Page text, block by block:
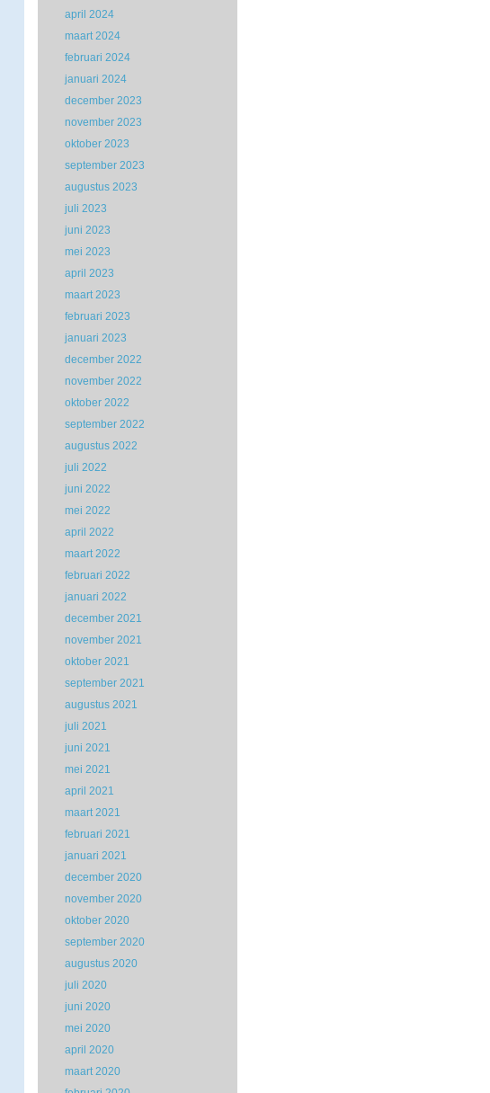
april 2024
maart 2024
februari 2024
januari 2024
december 2023
november 2023
oktober 2023
september 2023
augustus 2023
juli 2023
juni 2023
mei 2023
april 2023
maart 2023
februari 2023
januari 2023
december 2022
november 2022
oktober 2022
september 2022
augustus 2022
juli 2022
juni 2022
mei 2022
april 2022
maart 2022
februari 2022
januari 2022
december 2021
november 2021
oktober 2021
september 2021
augustus 2021
juli 2021
juni 2021
mei 2021
april 2021
maart 2021
februari 2021
januari 2021
december 2020
november 2020
oktober 2020
september 2020
augustus 2020
juli 2020
juni 2020
mei 2020
april 2020
maart 2020